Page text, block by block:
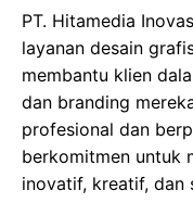
PT. Hitamedia
layanan desain
membantu klien
dan branding
profesional dan
berkomitmen untuk
inovatif, kreatif, dan